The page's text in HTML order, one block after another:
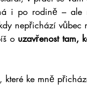
i po rodině – ale
nepřichází vůbec
o uzavřenost tam,
které ke mně